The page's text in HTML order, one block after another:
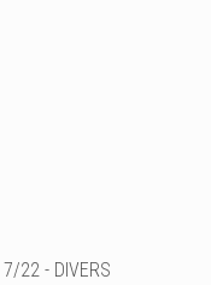
7/22 - DIVERS